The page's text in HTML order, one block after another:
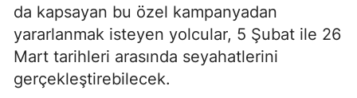
da kapsayan bu özel kampanyadan
yararlanmak isteyen yolcular, 5 Şubat ile 26
Mart tarihleri arasında seyahatlerini
gerçekleştirebilecek.